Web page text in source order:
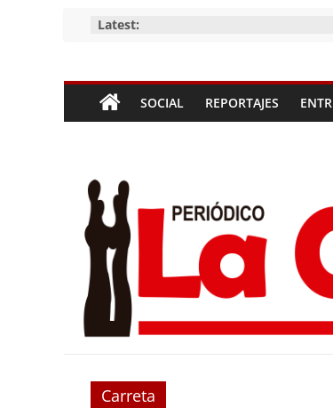
Latest:
Periódico
La
Compañía
Periódico
las
Compañías
SOCIAL REPORTAJES
Carreta